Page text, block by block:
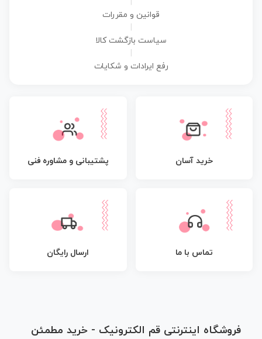
قوانین و مقررات
سیاست بازگشت کالا
رفع ایرادات و شکایات
خرید آسان پشتیبانی و مشاوره فنی
تماس با ما ارسال رایگان
فروشگاه اینترنتی قم الکترونیک - خرید مطمئن